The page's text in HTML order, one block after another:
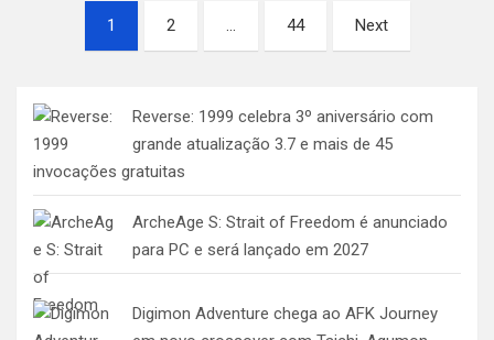
Paginação
1 2 … 44 Next
Reverse: 1999 celebra 3º aniversário com
grande atualização 3.7 e mais de 45
invocações gratuitas
ArcheAge S: Strait of Freedom é anunciado
para PC e será lançado em 2027
Digimon Adventure chega ao AFK Journey